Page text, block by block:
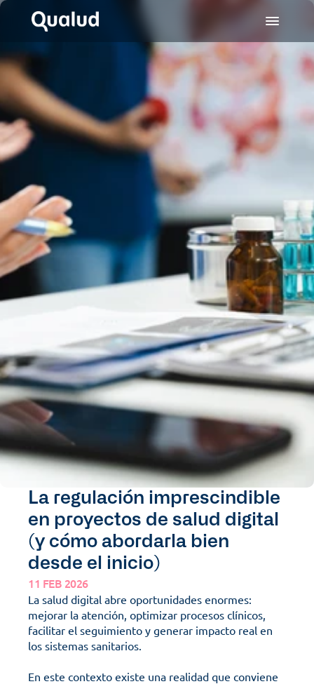
La regulación imprescindible
en proyectos de salud digital
(y cómo abordarla bien
desde el inicio)
11 FEB 2026
La salud digital abre oportunidades enormes:
mejorar la atención, optimizar procesos clínicos,
facilitar el seguimiento y generar impacto real en
los sistemas sanitarios.
En este contexto existe una realidad que conviene